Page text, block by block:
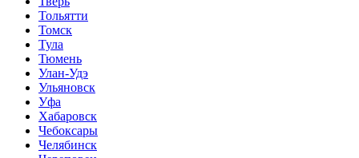
Тольятти
Томск
Тула
Тюмень
Улан-Удэ
Ульяновск
Уфа
Хабаровск
Чебоксары
Челябинск